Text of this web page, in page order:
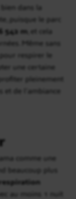
dans la
puisque le parc
542 m , et cela
Même sans
respirer le
une certaine
pleinement
et de l’ambiance
comme une
beaucoup plus
au moins 1 nuit